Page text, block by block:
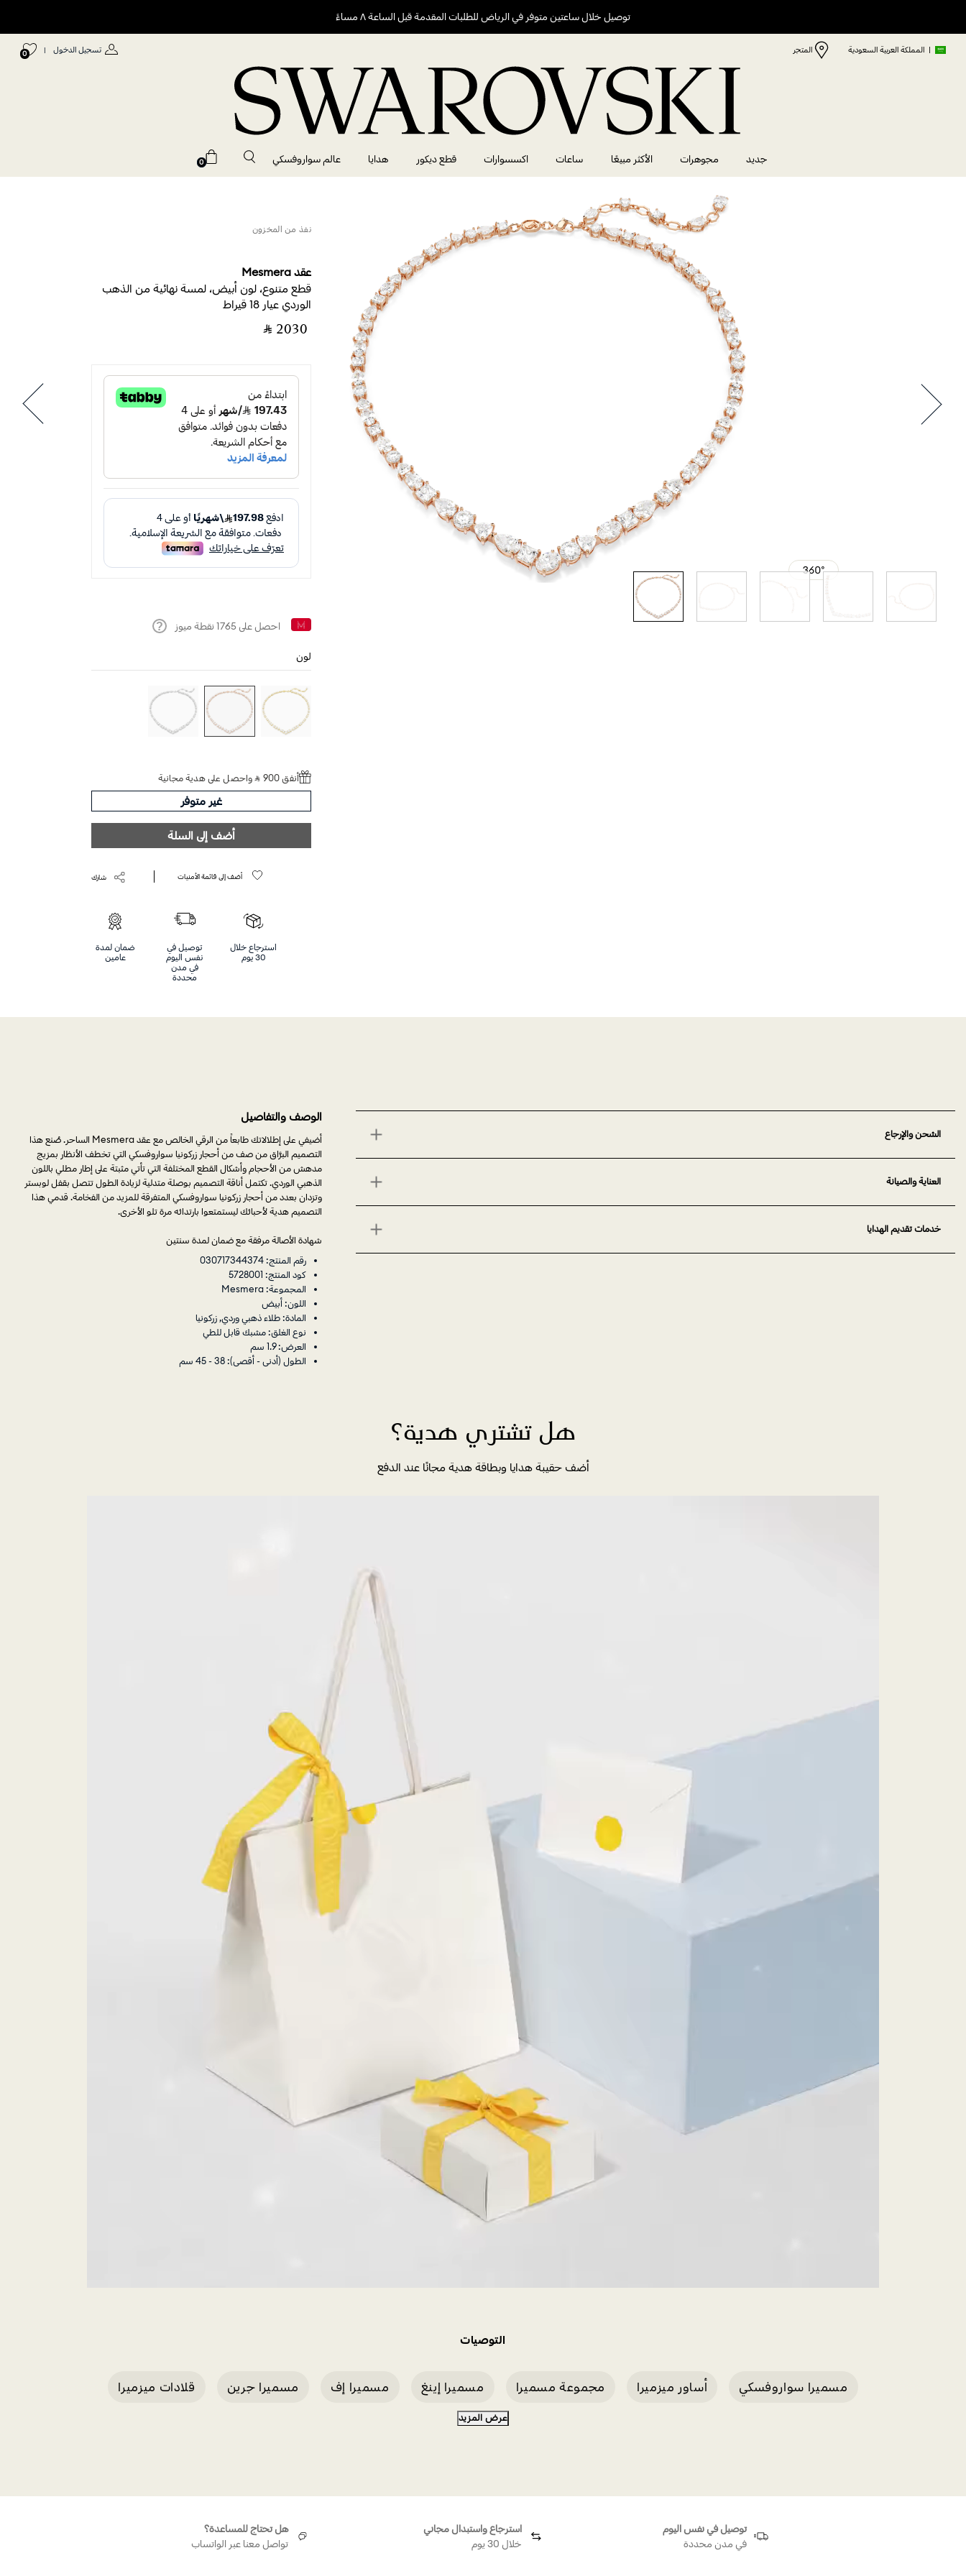
توصيل خلال ساعتين متوفر في الرياض للطلبات المقدمة قبل الساعة ٨ مساءً
| المملكة العربية السعودية المتجر تسجيل الدخول |
0
جديد مجوهرات الأكثر مبيعًا ساعات اكسسوارات قطع ديكور هدايا عالم سواروفسكي 0
نفذ من المخزون
عقد Mesmera
قطع متنوع، لون أبيض، لمسة نهائية من الذهب
الوردي عيار 18 قيراط
‎ ⃁ ⁦2030⁩ ‎
احصل على 1765 نقطة ميوز
لون
أنفق 900 ⃁ واحصل على هدية مجانية
غير متوفر
أضف إلى السلة
أضف إلى قائمة الأمنيات شارك
استرجاع خلال
30 يوم
توصيل في
نفس اليوم
في مدن
محددة
ضمان لمدة
عامين
الشحن والإرجاع
العناية والصيانة
خدمات تقديم الهدايا
الوصف والتفاصيل
أضيفي على إطلالاتك طابعاً من الرقي الخالص مع عقد Mesmera الساحر. صُنع هذا
التصميم البرَّاق من صف من أحجار زركونيا سواروفسكي التي تخطف الأنظار بمزيج
مدهش من الأحجام وأشكال القطع المختلفة التي تأتي مثبتة على إطار مطلي باللون
الذهبي الوردي. تكتمل أناقة التصميم بوصلة متدلية لزيادة الطول تتصل بقفل لوبستر
وتزدان بعدد من أحجار زركونيا سواروفسكي المتفرقة للمزيد من الفخامة. قدمي هذا
التصميم هدية لأحبائك ليستمتعوا بارتدائه مرة تلو الأخرى.
شهادة الأصالة مرفقة مع ضمان لمدة سنتين
رقم المنتج: 030717344374
كود المنتج: 5728001
المجموعة: Mesmera
اللون: أبيض
المادة: طلاء ذهبي وردي, زركونيا
نوع الغلق: مشبك قابل للطي
العرض: 1.9 سم
الطول (أدنى - أقصى): 38 - 45 سم
هل تشتري هدية؟
أضف حقيبة هدايا وبطاقة هدية مجانًا عند الدفع
التوصيات
مسميرا سواروفسكي أساور ميزميرا مجموعة مسميرا مسميرا إينغ مسميرا إف مسميرا جرين قلادات ميزميرا
عرض المزيد
توصيل في نفس اليوم
في مدن محددة
استرجاع واستبدال مجاني
خلال 30 يوم
هل تحتاج للمساعدة؟
تواصل معنا عبر الواتساب